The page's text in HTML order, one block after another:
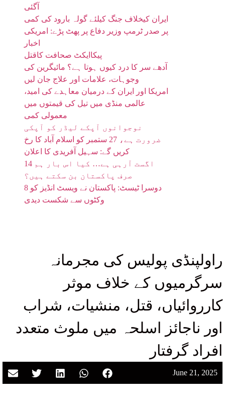
آگئی
ایران کیخلاف جنگ کیلئے گولہ بارود کی کمی
پر صدر ٹرمپ وزیر دفاع پر پھٹ پڑے: امریکی
اخبار
پیکاایکٹ صحافت کاقتل
آدھے سر کا درد کیوں ہوتا ہے؟ مائیگرین کی
وجوہات، علامات اور علاج جان لیں
امریکا اور ایران کے درمیان معاہدے کی امید،
عالمی منڈی میں تیل کی قیمتوں میں
معمولی کمی
نوجوانوں آپکے لیڈر کو آپکی
ضرورت ہے، 27 ستمبر کو اسلام آباد کا رخ
کریں گے: سہیل آفریدی کا اعلان
14 اگست آرہی ہے… کیا اس بار ہم
صرف پاکستان بن سکتے ہیں؟
دوسرا ٹیسٹ: پاکستان نے ویسٹ انڈیز کو 8
وکٹوں سے شکست دیدی
راولپنڈی پولیس کی مجرمانہ
سرگرمیوں کے خلاف موثر
کارروائیاں، قتل، منشیات، شراب
اور ناجائز اسلحہ میں ملوث متعدد
افراد گرفتار
June 21, 2025